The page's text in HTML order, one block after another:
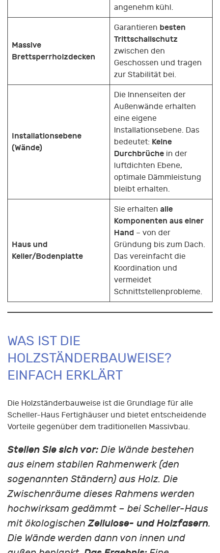
angenehm kühl.
Massive
Brettsperrholzdecken
Garantieren besten
Trittschallschutz
zwischen den
Geschossen und tragen
zur Stabilität bei.
Installationsebene
(Wände)
Die Innenseiten der
Außenwände erhalten
eine eigene
Installationsebene. Das
bedeutet: Keine
Durchbrüche in der
luftdichten Ebene,
optimale Dämmleistung
bleibt erhalten.
Haus und
Keller/Bodenplatte
Sie erhalten alle
Komponenten aus einer
Hand – von der
Gründung bis zum Dach.
Das vereinfacht die
Koordination und
vermeidet
Schnittstellenprobleme.
WAS IST DIE
HOLZSTÄNDERBAUWEISE?
EINFACH ERKLÄRT
Die Holzständerbauweise ist die Grundlage für alle
Scheller-Haus Fertighäuser und bietet entscheidende
Vorteile gegenüber dem traditionellen Massivbau.
Stellen Sie sich vor: Die Wände bestehen
aus einem stabilen Rahmenwerk (den
sogenannten Ständern) aus Holz. Die
Zwischenräume dieses Rahmens werden
hochwirksam gedämmt – bei Scheller-Haus
mit ökologischenZellulose- und Holzfasern.
Die Wände werden dann von innen und